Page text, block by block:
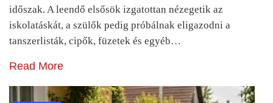
időszak. A leendő elsősök izgatottan nézegetik az
iskolatáskát, a szülők pedig próbálnak eligazodni a
tanszerlisták, cipők, füzetek és egyéb…
Read More